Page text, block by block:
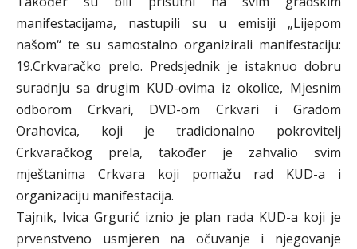
manifestacijama, nastupili su u emisiji „Lijepom
našom“ te su samostalno organizirali manifestaciju:
19.Crkvaračko prelo. Predsjednik je istaknuo dobru
suradnju sa drugim KUD-ovima iz okolice, Mjesnim
odborom Crkvari, DVD-om Crkvari i Gradom
Orahovica, koji je tradicionalno pokrovitelj
Crkvaračkog prela, također je zahvalio svim
mještanima Crkvara koji pomažu rad KUD-a i
organizaciju manifestacija.
Tajnik, Ivica Grgurić iznio je plan rada KUD-a koji je
prvenstveno usmjeren na očuvanje i njegovanje